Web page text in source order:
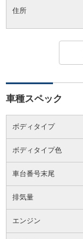
住所
車種スペック
ボディタイプ
ボディタイプ色
車台番号末尾
排気量
エンジン